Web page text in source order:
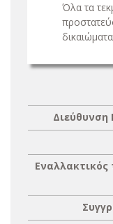
Όλα τα
Διεύθυνση
Εναλλακτικός